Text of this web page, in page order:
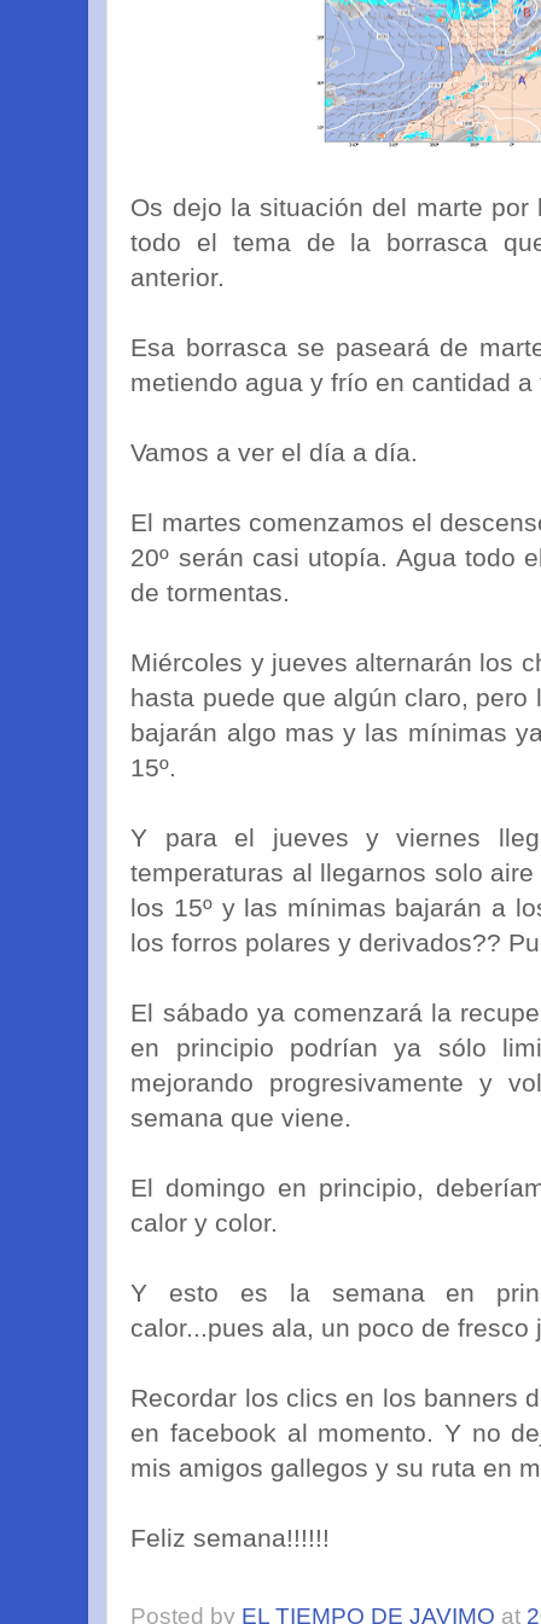
Os dejo la situación del marte
todo el tema de la borrasca
anterior.
Esa borrasca se paseará de
metiendo agua y frío en cantidad a
Vamos a ver el día a día.
El martes comenzamos el
20º serán casi utopía. Agua todo
de tormentas.
Miércoles y jueves alternarán los
hasta puede que algún claro,
bajarán algo mas y las mínimas
15º.
Y para el jueves y viernes
temperaturas al llegarnos solo
los 15º y las mínimas bajarán a
los forros polares y derivados??
El sábado ya comenzará la
en principio podrían ya sólo
mejorando progresivamente y
semana que viene.
El domingo en principio,
calor y color.
Y esto es la semana en
calor...pues ala, un poco de fresco
Recordar los clics en los banners
en facebook al momento. Y no
mis amigos gallegos y su ruta en
Feliz semana!!!!!!
Posted by EL TIEMPO DE JAVIMO at